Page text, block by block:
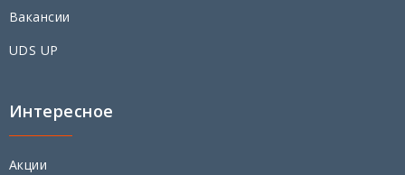
Вакансии
UDS UP
Интересное
Акции